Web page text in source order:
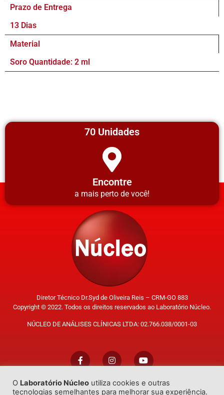
Prazo de Entrega
13 Dias
Material
Soro Quantidade: 2 ml
70 Unidades
Encontre
a mais perto de você!
Diretor Técnico Dr.Syd de Oliveira Reis – CRM-GO 883
Copyright © 2022. Todos os direitos reservados ao Laboratório Núcleo.
NÚCLEO DE ANÁLISES CLÍNICAS LTDA: 02.766.038/0001-03
Trabalhe Conosco
O Laboratório Núcleo utiliza cookies e outras
tecnologias semelhantes para melhorar sua experiência.